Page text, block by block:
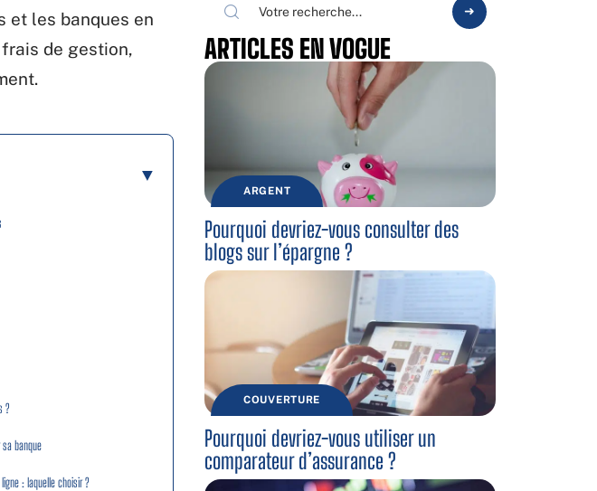
et les banques en
de gestion,
?
banque
: laquelle choisir ?
ARTICLES EN VOGUE
ARGENT
Pourquoi devriez-vous consulter des
blogs sur l’épargne ?
COUVERTURE
Pourquoi devriez-vous utiliser un
comparateur d’assurance ?